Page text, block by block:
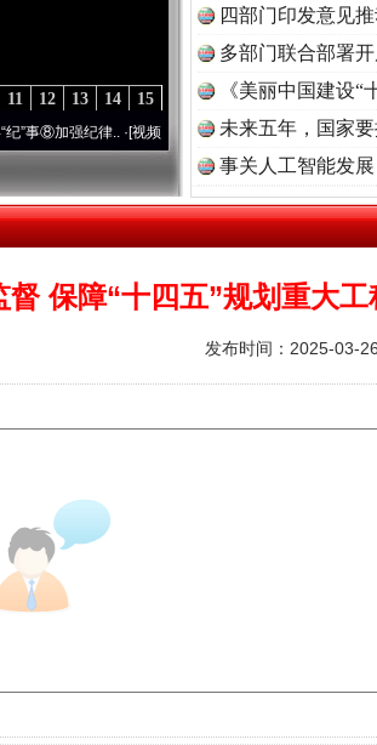
15
14
13
12
11
⑧加强纪律..·[视频]牢记初心使命 奋进复兴征程丨“转折之
读
四部门印发意见
多部门联合部署
《美丽中国建设“
未来五年，国家
事关人工智能发
保障“十四五”规划重大
发布时间：2025-03-